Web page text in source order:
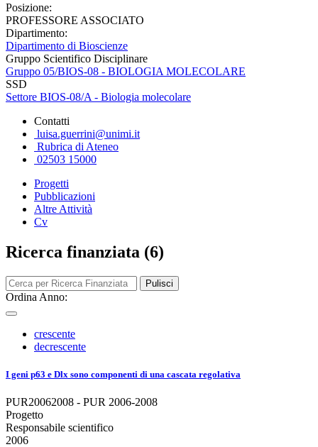
Posizione:
PROFESSORE ASSOCIATO
Dipartimento:
Dipartimento di Bioscienze
Gruppo Scientifico Disciplinare
Gruppo 05/BIOS-08 - BIOLOGIA MOLECOLARE
SSD
Settore BIOS-08/A - Biologia molecolare
Contatti
luisa.guerrini@unimi.it
Rubrica di Ateneo
02503 15000
Progetti
Pubblicazioni
Altre Attività
Cv
Ricerca finanziata (6)
Pulisci
Ordina Anno:
crescente
decrescente
I geni p63 e Dlx sono componenti di una cascata regolativa
PUR20062008 - PUR 2006-2008
Progetto
Responsabile scientifico
2006